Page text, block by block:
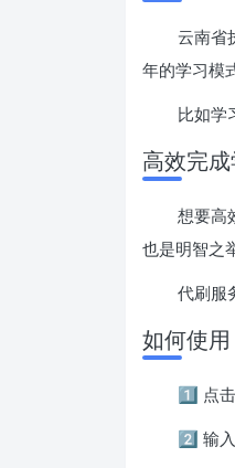
云南省
年的学习模
比如学
高效完
想要高
也是明智之
代刷服
如何使用
1️⃣ 点
2️⃣ 输